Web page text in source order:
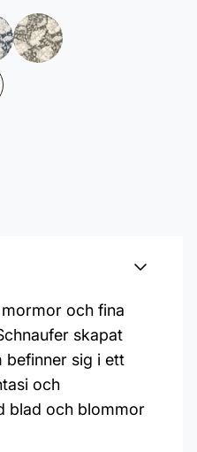
och fina
skapat
befinner sig i ett
och
blad och blommor